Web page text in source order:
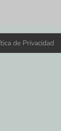
de Privacidad